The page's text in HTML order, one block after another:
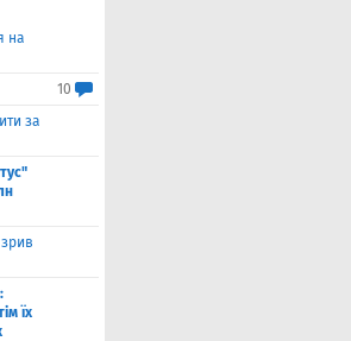
на
10
за
їх